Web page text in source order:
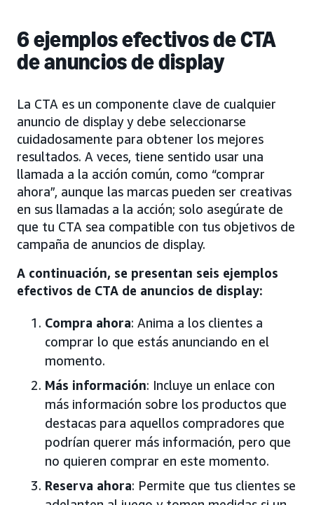
6 ejemplos efectivos de CTA
de anuncios de display
La CTA es un componente clave de cualquier
anuncio de display y debe seleccionarse
cuidadosamente para obtener los mejores
resultados. A veces, tiene sentido usar una
llamada a la acción común, como “comprar
ahora”, aunque las marcas pueden ser creativas
en sus llamadas a la acción; solo asegúrate de
que tu CTA sea compatible con tus objetivos de
campaña de anuncios de display.
A continuación, se presentan seis ejemplos
efectivos de CTA de anuncios de display:
Compra ahora: Anima a los clientes a
comprar lo que estás anunciando en el
momento.
Más información: Incluye un enlace con
más información sobre los productos que
destacas para aquellos compradores que
podrían querer más información, pero que
no quieren comprar en este momento.
Reserva ahora: Permite que tus clientes se